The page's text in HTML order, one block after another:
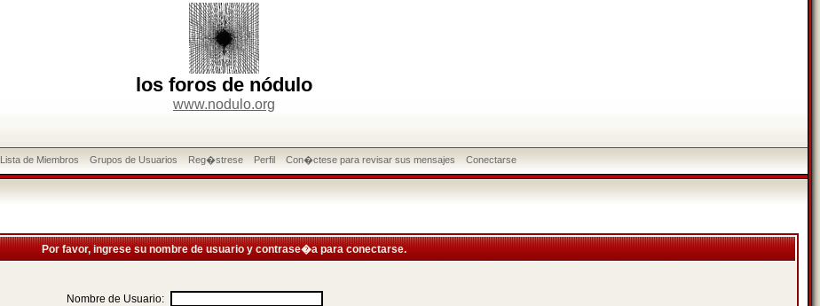
los foros de nódulo
www.nodulo.org
Lista de Miembros Grupos de Usuarios Reg�strese Perfil Con�ctese para revisar sus mensajes Conectarse
Por favor, ingrese su nombre de usuario y contrase�a para conectarse.
Nombre de Usuario: